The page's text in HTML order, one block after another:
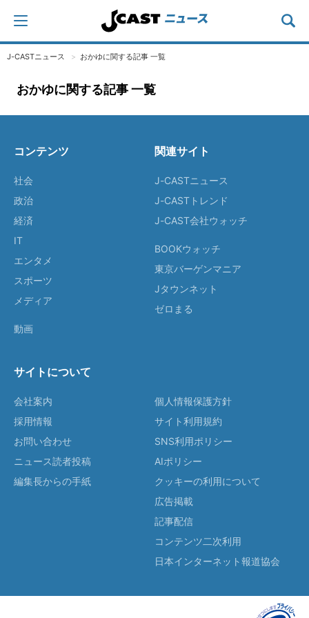
J-CASTニュース おかゆに関する記事 一覧
おかゆに関する記事 一覧
コンテンツ
社会
政治
経済
IT
エンタメ
スポーツ
メディア
動画
関連サイト
J-CASTニュース
J-CASTトレンド
J-CAST会社ウォッチ
BOOKウォッチ
東京バーゲンマニア
Jタウンネット
ゼロまる
サイトについて
会社案内
採用情報
お問い合わせ
ニュース読者投稿
編集長からの手紙
個人情報保護方針
サイト利用規約
SNS利用ポリシー
AIポリシー
クッキーの利用について
広告掲載
記事配信
コンテンツ二次利用
日本インターネット報道協会